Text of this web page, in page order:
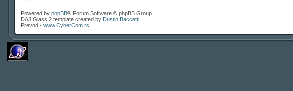
Powered by phpBB® Forum Software © phpBB Group
DAJ Glass 2 template created by Dustin Baccetti
Prevod - www.CyberCom.rs